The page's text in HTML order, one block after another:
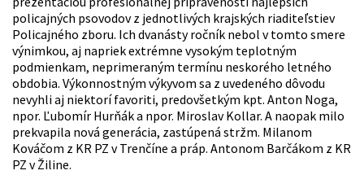
policajných psovodov z jednotlivých krajských riaditeľstiev
Policajného zboru. Ich dvanásty ročník nebol v tomto smere
výnimkou, aj napriek extrémne vysokým teplotným
podmienkam, neprimeraným termínu neskorého letného
obdobia. Výkonnostným výkyvom sa z uvedeného dôvodu
nevyhli aj niektorí favoriti, predovšetkým kpt. Anton Noga,
npor. Ľubomír Hurňák a npor. Miroslav Kollar. A naopak milo
prekvapila nová generácia, zastúpená stržm. Milanom
Kováčom z KR PZ v Trenčíne a práp. Antonom Barčákom z KR
PZ v Žiline.